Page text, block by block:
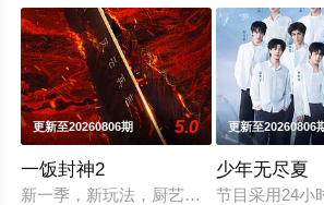
更新至20260806期 5.0
一饭封神2
新一季，新玩法，厨艺展示全新升级！
更新至20260806
少年无尽夏
节目采用24小